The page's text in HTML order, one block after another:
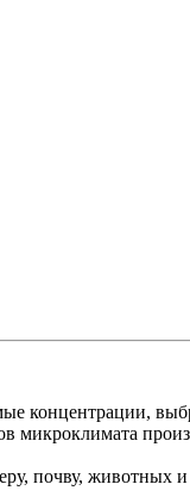
концентрации,
микроклимата
почву, животных